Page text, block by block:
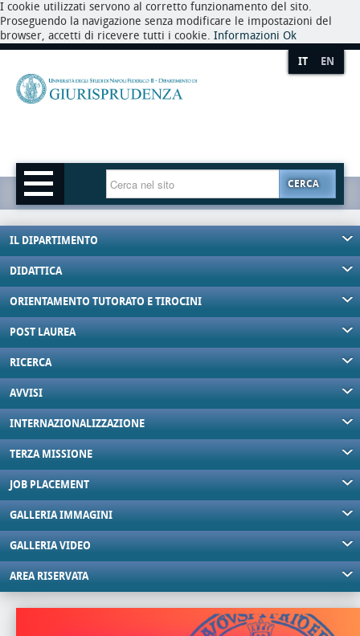
I cookie utilizzati servono al corretto funzionamento del sito.
Proseguendo la navigazione senza modificare le impostazioni del
browser, accetti di ricevere tutti i cookie. Informazioni Ok
IT EN
CERCA
IL DIPARTIMENTO
DIDATTICA
ORIENTAMENTO TUTORATO E TIROCINI
POST LAUREA
RICERCA
AVVISI
INTERNAZIONALIZZAZIONE
TERZA MISSIONE
JOB PLACEMENT
GALLERIA IMMAGINI
GALLERIA VIDEO
AREA RISERVATA